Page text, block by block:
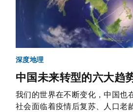
深度地理
中国未来转型的六大趋
我们的世界在不断变化，中国也
社会面临着疫情后复苏、人口老